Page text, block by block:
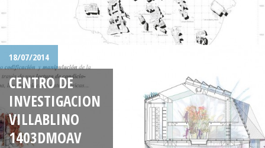
18/07/2014
CENTRO DE
INVESTIGACION
VILLABLINO
1403DMOAV